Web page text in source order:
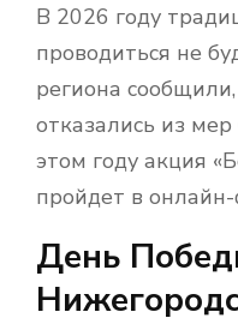
В 2026 году
проводиться не
региона
отказались из
этом году акция
пройдет в
День